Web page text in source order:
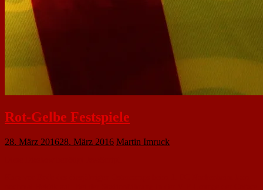
Rot-Gelbe Festspiele
28. März 201628. März 2016 Martin Imruck